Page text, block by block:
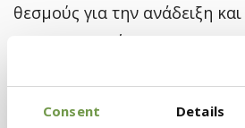
Consent Details
θεσμούς για την ανάδειξη
αρχιτεκτονικής.